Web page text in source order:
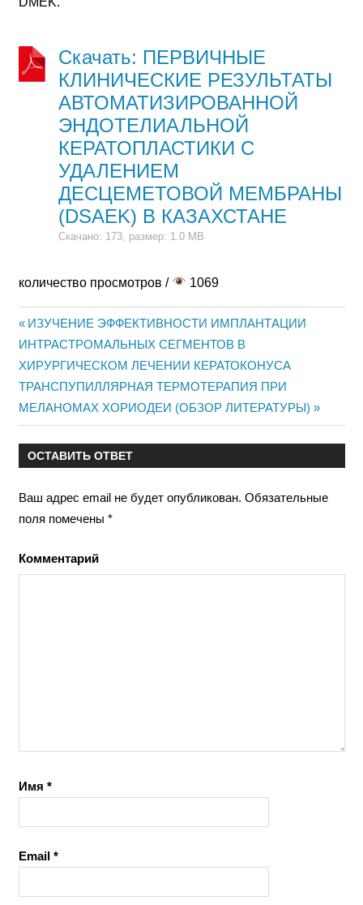
Скачать: ПЕРВИЧНЫЕ
КЛИНИЧЕСКИЕ РЕЗУЛЬТАТЫ
АВТОМАТИЗИРОВАННОЙ
ЭНДОТЕЛИАЛЬНОЙ
КЕРАТОПЛАСТИКИ С
УДАЛЕНИЕМ
ДЕСЦЕМЕТОВОЙ МЕМБРАНЫ
(DSAEK) В КАЗАХСТАНЕ
Скачано: 173, размер: 1.0 MB
количество просмотров / 1069
Навигация
по
записям
Предыдущая
запись:
ИЗУЧЕНИЕ ЭФФЕКТИВНОСТИ ИМПЛАНТАЦИИ
ИНТРАСТРОМАЛЬНЫХ СЕГМЕНТОВ В
ХИРУРГИЧЕСКОМ ЛЕЧЕНИИ КЕРАТОКОНУСА
Следующая
запись:
ТРАНСПУПИЛЛЯРНАЯ ТЕРМОТЕРАПИЯ ПРИ
МЕЛАНОМАХ ХОРИОДЕИ (ОБЗОР ЛИТЕРАТУРЫ)
ОСТАВИТЬ ОТВЕТ
Ваш адрес email не будет опубликован. Обязательные
поля помечены *
Комментарий
Имя *
Email *